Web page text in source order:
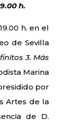
h.
h. en el
de Sevilla
3. Más
Marina
por
Artes de la
de D.